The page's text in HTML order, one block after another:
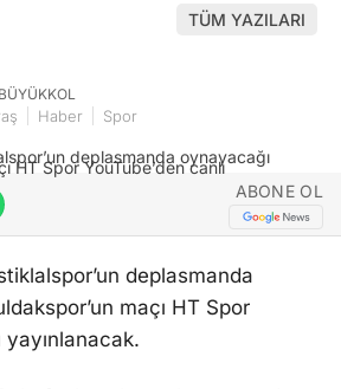
TÜM YAZILARI
Haber Spor
ABONE OL
deplasmanda
maçı HT Spor
yayınlanacak.